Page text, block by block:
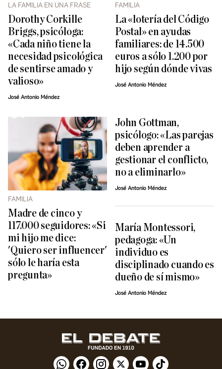
LA FAMILIA EN UNA FRASE
Dorothy Corkille
Briggs, psicóloga:
«Cada niño tiene la
necesidad psicológica
de sentirse amado y
valioso»
José Antonio Méndez
FAMILIA
La «lotería del Código
Postal» en ayudas
familiares: de 14.500
euros a sólo 1.200 por
hijo según dónde vivas
José Antonio Méndez
FAMILIA
Madre de cinco y
117.000 seguidores: «Si
mi hijo me dice:
'Quiero ser influencer'
sólo le haría esta
pregunta»
John Gottman,
psicólogo: «Las parejas
deben aprender a
gestionar el conflicto,
no a eliminarlo»
José Antonio Méndez
María Montessori,
pedagoga: «Un
individuo es
disciplinado cuando es
dueño de sí mismo»
José Antonio Méndez